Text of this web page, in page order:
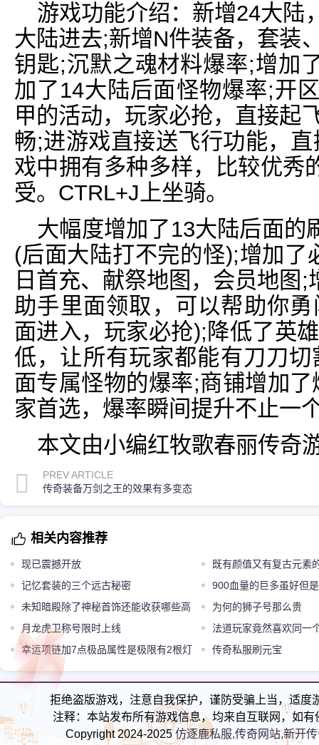
游戏功能介绍：新增24大陆
大陆进去;新增N件装备，套装
钥匙;沉默之魂材料爆率;增加
加了14大陆后面怪物爆率;开
甲的活动，玩家必抢，直接起
畅;进游戏直接送飞行功能，
戏中拥有多种多样，比较优秀
受。CTRL+J上坐骑。
大幅度增加了13大陆后面的
(后面大陆打不完的怪);增加了
日首充、献祭地图，会员地图
助手里面领取，可以帮助你
面进入，玩家必抢);降低了英
低，让所有玩家都能有刀刀
面专属怪物的爆率;商铺增加
家首选，爆率瞬间提升不止一
本文由小编红牧歌春丽传奇
PREV ARTICLE
传奇装备万剑之王的效果有多变态
相关内容推荐
现已震撼开放
既有颜值又有复古元素
记忆套装的三个远古秘密
900血量的巨多虽好但
存在四个缺陷
未知暗殿除了神秘首饰还能收获哪些高
端道具
为何的狮子号那么贵
月龙虎卫称号限时上线
法道玩家竟然喜欢同一
服没有更新
幸运项链加7点极品属性是极限有2根灯
笼超越极限了
传奇私服刷元宝
拒绝盗版游戏，注意自我保护，谨防受骗上当，适
注释：本站发布所有游戏信息，均来自互联网，如
Copyright 2024-2025仿逐鹿私服,传奇网站,新开